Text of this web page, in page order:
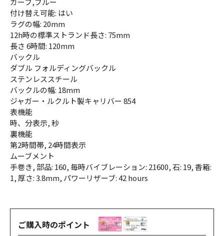
付け替え可能: はい
ラグの幅: 20mm
12h時の標準ストランド長さ: 75mm
長さ 6時間: 120mm
バックル
ダブル フォルディングバックル
ステンレススチール
バックルの幅: 18mm
ジャガー・ルクルト製キャリバー 854
表機能
時、分表示, 秒
裏機能
第2時間帯, 24時間表示
ムーブメント
手巻き, 部品: 160, 毎時バイブレーション: 21600, 石: 19, 香箱:
1, 厚さ: 3.8mm, パワーリザーブ: 42 hours
ご購入時のポイント